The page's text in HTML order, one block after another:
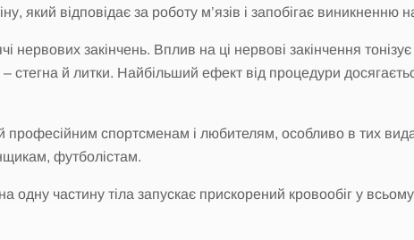
відповідає за роботу м’язів і запобігає виникненню
нервових закінчень. Вплив на ці нервові закінчення
й литки. Найбільший ефект від процедури
професійним спортсменам і любителям, особливо в тих
футболістам.
частину тіла запускає прискорений кровообіг у